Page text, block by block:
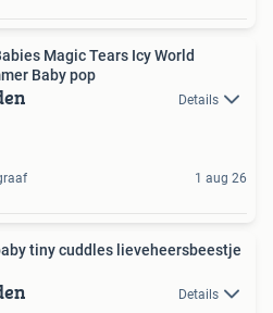
Magic Tears Icy World
Baby pop
Details
1 aug 26
tiny cuddles lieveheersbeestje
Details